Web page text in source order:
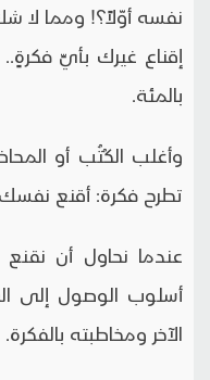
نفسه أوّلاً؟! ومما لا
إقناع غيرك بأيِّ
بالمئة.
وأغلب الكُتُب أو
تطرح فكرة: أقنع نفسك
عندما نحاول أن نقنع
أسلوب الوصول إلى
الآخر ومخاطبته بالفكرة.